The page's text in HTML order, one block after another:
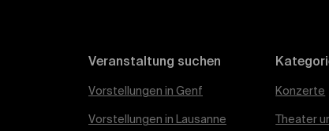
Veranstaltung suchen
Vorstellungen in Genf
Vorstellungen in Lausanne
Konzerte
Theater